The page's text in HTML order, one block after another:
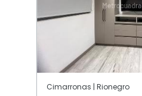
Cimarronas | Rionegro